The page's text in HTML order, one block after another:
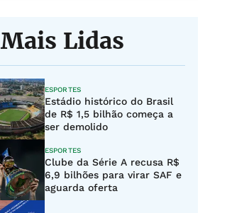
Mais Lidas
ESPORTES
Estádio histórico do Brasil
de R$ 1,5 bilhão começa a
ser demolido
ESPORTES
Clube da Série A recusa R$
6,9 bilhões para virar SAF e
aguarda oferta